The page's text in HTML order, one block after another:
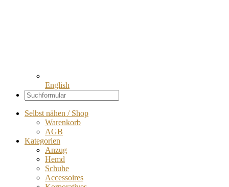
English
Selbst nähen / Shop
Warenkorb
AGB
Kategorien
Anzug
Hemd
Schuhe
Accessoires